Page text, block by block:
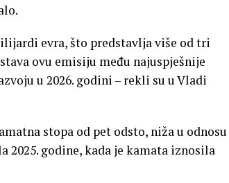
evra, što predstavlja više od tri
ovu emisiju među najuspješnije
u 2026. godini – rekli su u Vladi
stopa od pet odsto, niža u odnosu
2025. godine, kada je kamata iznosila